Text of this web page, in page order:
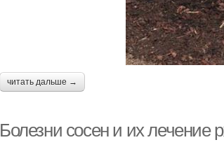
читать дальше →
Болезни сосен и их лечение